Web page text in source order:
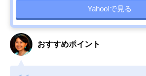
Yahoo!で見る
おすすめポイント